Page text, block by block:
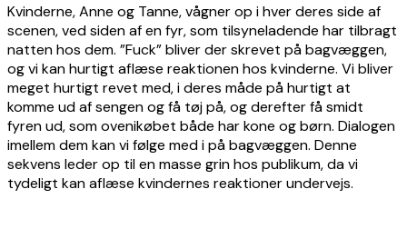
Kvinderne, Anne og Tanne, vågner op i hver deres side af
scenen, ved siden af en fyr, som tilsyneladende har tilbragt
natten hos dem. ”Fuck” bliver der skrevet på bagvæggen,
og vi kan hurtigt aflæse reaktionen hos kvinderne. Vi bliver
meget hurtigt revet med, i deres måde på hurtigt at
komme ud af sengen og få tøj på, og derefter få smidt
fyren ud, som ovenikøbet både har kone og børn. Dialogen
imellem dem kan vi følge med i på bagvæggen. Denne
sekvens leder op til en masse grin hos publikum, da vi
tydeligt kan aflæse kvindernes reaktioner undervejs.